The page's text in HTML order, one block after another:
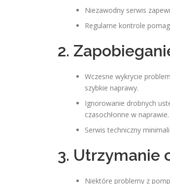
Niezawodny serwis
Regularne kontrole
2.
Wczesne wykrycie
szybkie naprawy.
Ignorowanie drobnych
czasochłonne w naprawie.
Serwis techniczny
3. Utrzymanie
Niektóre problemy z